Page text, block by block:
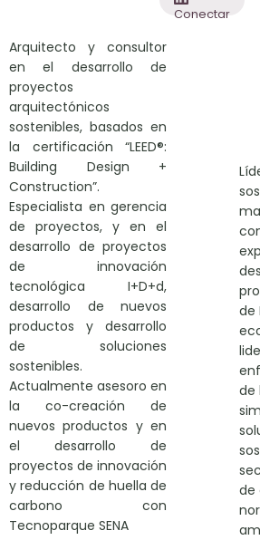
Conectar
Arquitecto y consultor
en el desarrollo de
proyectos
arquitectónicos
sostenibles, basados en
la certificación “LEED®:
Building Design +
Construction”.
Especialista en gerencia
de proyectos, y en el
desarrollo de proyectos
de innovación
tecnológica I+D+d,
desarrollo de nuevos
productos y desarrollo
de soluciones
sostenibles.
Actualmente asesoro en
la co-creación de
nuevos productos y en
el desarrollo de
proyectos de innovación
y reducción de huella de
carbono con
Tecnoparque SENA
de
de
de